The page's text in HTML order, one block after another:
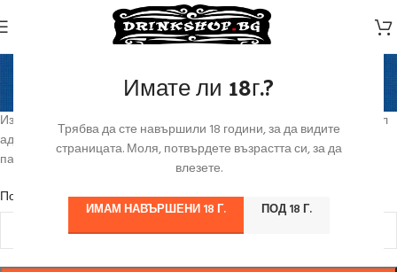
Имате ли 18г.?
Трябва да сте навършили 18 години, за да видите
страницата. Моля, потвърдете възрастта си, за да
влезете.
ИМАМ НАВЪРШЕНИ 18 Г. ПОД 18 Г.
Забравена парола
Начало /Моят профил
Изгубена парола? Въведете Вашето потребителско име или имейл
адрес. Ще получите на имейла препратка за възстановяване на
паролата.
Потребителско име или имейл*